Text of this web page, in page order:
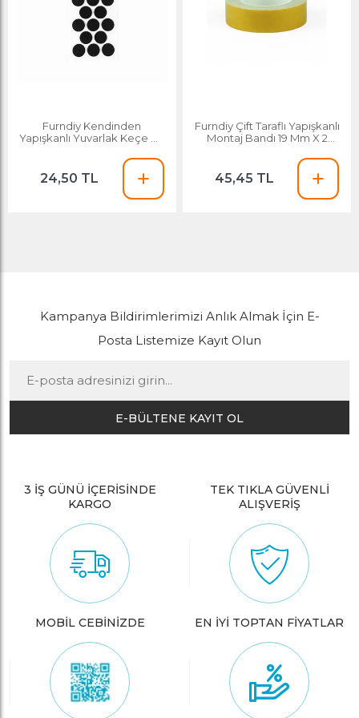
Furndiy Kendinden
Yapışkanlı Yuvarlak Keçe 30
24,50 TL
Furndiy Çift Taraflı Yapışkanlı
Montaj Bandı 19 Mm X 2
45,45 TL
Kampanya Bildirimlerimizi Anlık Almak İçin E-
Posta Listemize Kayıt Olun
E-BÜLTENE KAYIT OL
3 İŞ GÜNÜ İÇERİSİNDE
KARGO
TEK TIKLA GÜVENLİ
ALIŞVERİŞ
MOBİL CEBİNİZDE EN İYİ TOPTAN FİYATLAR